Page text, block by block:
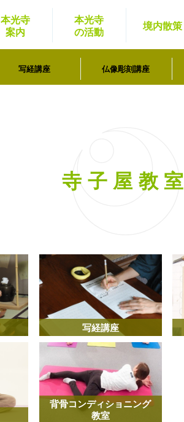
本光寺
案内
本光寺
の活動
境内散策
写経講座 仏像彫刻講座
寺子屋教室
写経講座
背骨コンディショニング
教室